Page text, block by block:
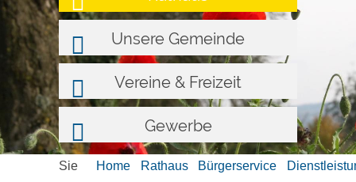
Unsere Gemeinde
Vereine & Freizeit
Gewerbe
Sie
Home Rathaus Bürgerservice